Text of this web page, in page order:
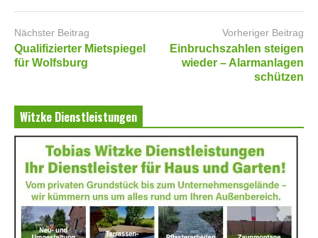
Nächster Beitrag
Qualifizierter Mietspiegel
für Wolfsburg
Vorheriger Beitrag
Einbruchszahlen steigen
wieder – Alarmanlagen
schützen
Witzke Dienstleistungen